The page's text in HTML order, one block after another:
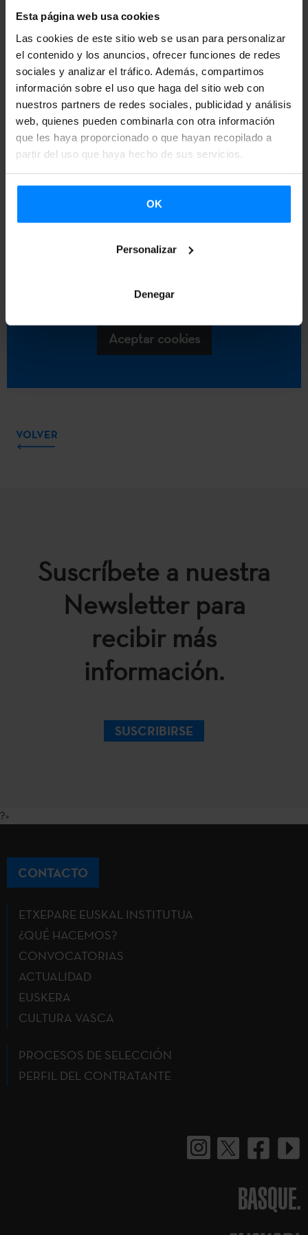
Esta página web usa cookies
Las cookies de este sitio web se usan para personalizar
el contenido y los anuncios, ofrecer funciones de redes
sociales y analizar el tráfico. Además, compartimos
información sobre el uso que haga del sitio web con
nuestros partners de redes sociales, publicidad y análisis
web, quienes pueden combinarla con otra información
que les haya proporcionado o que hayan recopilado a
partir del uso que haya hecho de sus servicios.
OK
Personalizar
Denegar
entrevistados compartirán detalles sobre su trayectoria
personal y profesional, y se aventurarán a reflexionar sobre
la identidad, el éxito, la definición y función del arte y el
futuro del euskara, entre otras cuestiones. Las entrevistas
de la primera temporada se publicarán entre octubre y
diciembre de 2024 en el apartado
Podcast
de esta web, así
como en las principales plataformas de podcasting.
que aceptar las cookies estadísticas y de
clicando en este botón.
Aceptar cookies
VOLVER
Suscríbete a nuestra
Newsletter para
recibir más
información.
SUSCRIBIRSE
?>
CONTACTO
ETXEPARE EUSKAL INSTITUTUA
¿QUÉ HACEMOS?
CONVOCATORIAS
ACTUALIDAD
EUSKERA
CULTURA VASCA
PROCESOS DE SELECCIÓN
PERFIL DEL CONTRATANTE
BASQUE.